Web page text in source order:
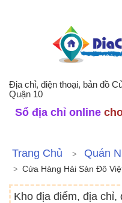
Địa chỉ, điện thoại, bản đồ
Quận 10
Sổ địa chỉ online
Trang Chủ Quán
Cửa Hàng Hải Sản Đô
Kho địa điểm, địa chỉ,